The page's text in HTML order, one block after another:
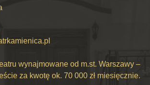
wynajmowane od m.st. Warszawy –
za kwotę ok. 70 000 zł miesięcznie.